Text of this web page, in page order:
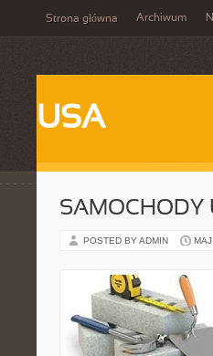
Strona główna Archiwum
USA
SAMOCHODY
POSTED BY ADMIN